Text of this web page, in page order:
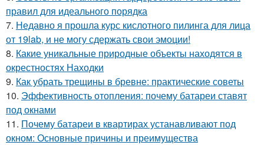
правил для идеального порядка
7. Недавно я прошла курс кислотного пилинга для лица
от 19lab, и не могу сдержать свои эмоции!
8. Какие уникальные природные объекты находятся в
окрестностях Находки
9. Как убрать трещины в бревне: практические советы
10. Эффективность отопления: почему батареи ставят
под окнами
11. Почему батареи в квартирах устанавливают под
окном: Основные причины и преимущества